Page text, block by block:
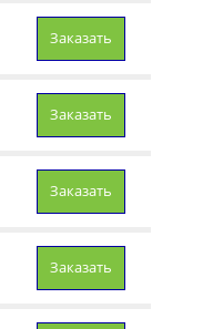
Заказать
Заказать
Заказать
Заказать